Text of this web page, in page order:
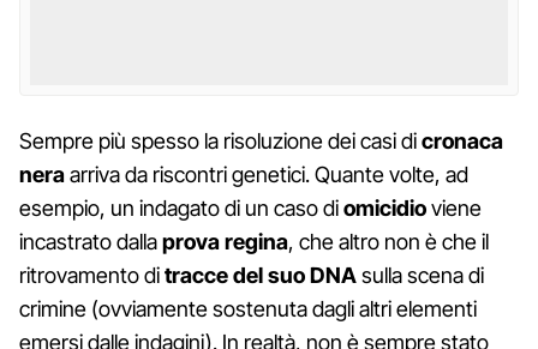
Sempre più spesso la risoluzione dei casi dicronaca
neraarriva da riscontri genetici. Quante volte, ad
esempio, un indagato di un caso diomicidioviene
incastrato dallaprova regina, che altro non è che il
ritrovamento ditracce del suo DNAsulla scena di
crimine (ovviamente sostenuta dagli altri elementi
emersi dalle indagini). In realtà, non è sempre stato